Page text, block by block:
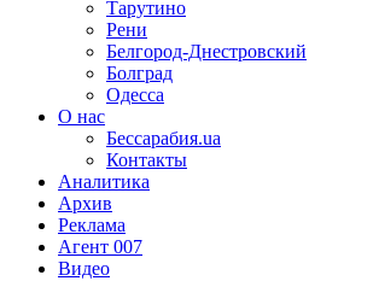
Тарутино
Рени
Белгород-Днестровский
Болград
Одесса
О нас
Бессарабия.ua
Контакты
Аналитика
Архив
Реклама
Агент 007
Видео